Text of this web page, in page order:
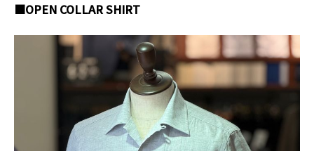
■OPEN COLLAR SHIRT